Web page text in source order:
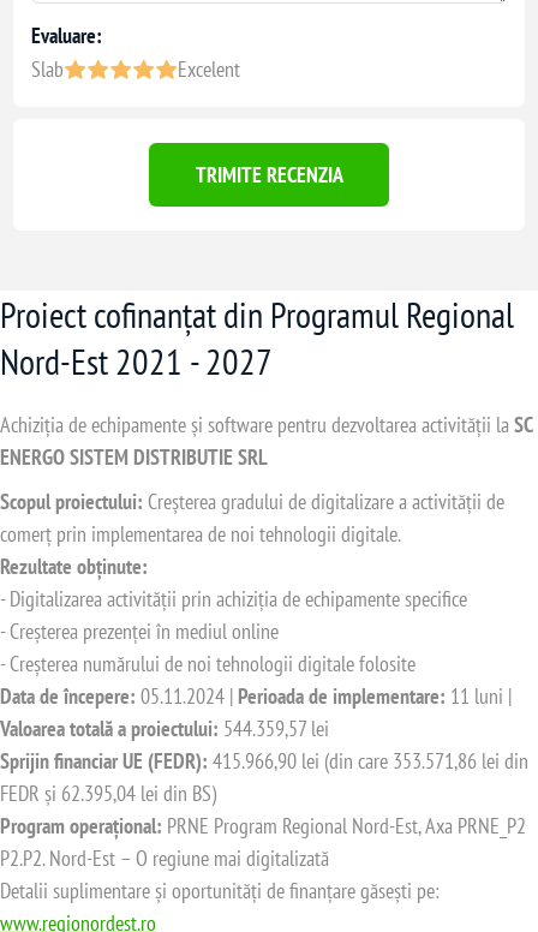
Evaluare:
Slab
Excelent
TRIMITE RECENZIA
Proiect cofinanțat din Programul Regional
Nord-Est 2021 - 2027
Achiziția de echipamente și software pentru dezvoltarea activității laSC
ENERGO SISTEM DISTRIBUTIE SRL
Scopul proiectului: Creșterea gradului de digitalizare a activității de
comerț prin implementarea de noi tehnologii digitale.
Rezultate obținute:
- Digitalizarea activității prin achiziția de echipamente specifice
- Creșterea prezenței în mediul online
- Creșterea numărului de noi tehnologii digitale folosite
Data de începere: 05.11.2024 | Perioada de implementare: 11 luni |
Valoarea totală a proiectului: 544.359,57 lei
Sprijin financiar UE (FEDR): 415.966,90 lei (din care 353.571,86 lei din
FEDR și 62.395,04 lei din BS)
Program operațional: PRNE Program Regional Nord-Est, Axa PRNE_P2
P2.P2. Nord-Est – O regiune mai digitalizată
Detalii suplimentare și oportunități de finanțare găsești pe:
www.regionordest.ro